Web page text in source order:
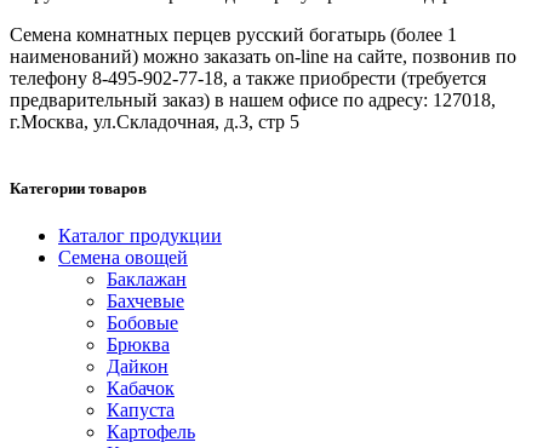
Семена комнатных перцев русский богатырь (более 1
наименований) можно заказать on-line на сайте, позвонив по
телефону 8-495-902-77-18, а также приобрести (требуется
предварительный заказ) в нашем офисе по адресу: 127018,
г.Москва, ул.Складочная, д.3, стр 5
Категории товаров
Каталог продукции
Семена овощей
Баклажан
Бахчевые
Бобовые
Брюква
Дайкон
Кабачок
Капуста
Картофель